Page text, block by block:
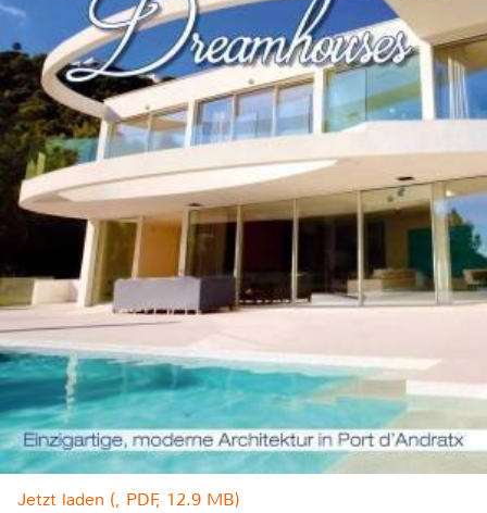
Jetzt laden (, PDF, 12.9 MB)